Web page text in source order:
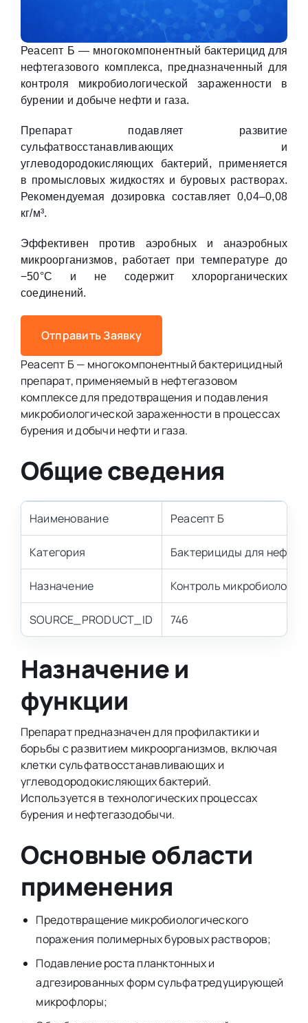
Реасепт Б — многокомпонентный бактерицид для
нефтегазового комплекса, предназначенный для
контроля микробиологической зараженности в
бурении и добыче нефти и газа.
Препарат подавляет развитие
сульфатвосстанавливающих и
углеводородокисляющих бактерий, применяется
в промысловых жидкостях и буровых растворах.
Рекомендуемая дозировка составляет 0,04–0,08
кг/м³.
Эффективен против аэробных и анаэробных
микроорганизмов, работает при температуре до
−50°С и не содержит хлорорганических
соединений.
Отправить Заявку
Реасепт Б — многокомпонентный бактерицидный
препарат, применяемый в нефтегазовом
комплексе для предотвращения и подавления
микробиологической зараженности в процессах
бурения и добычи нефти и газа.
Общие сведения
Наименование Реасепт Б
Категория Бактерициды для
Назначение Контроль
SOURCE_PRODUCT_ID 746
Назначение и
функции
Препарат предназначен для профилактики и
борьбы с развитием микроорганизмов, включая
клетки сульфатвосстанавливающих и
углеводородокисляющих бактерий.
Используется в технологических процессах
бурения и нефтегазодобычи.
Основные области
применения
Предотвращение микробиологического
поражения полимерных буровых растворов;
Подавление роста планктонных и
адгезированных форм сульфатредуцирующей
микрофлоры;